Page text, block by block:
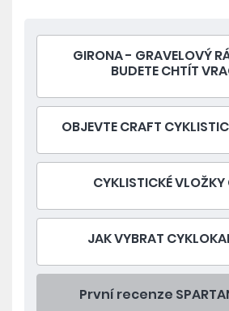
GIRONA - GRAVELOVÝ
BUDETE CHTÍT
OBJEVTE CRAFT
CYKLISTICKÉ VLOŽKY
JAK VYBRAT
První recenze